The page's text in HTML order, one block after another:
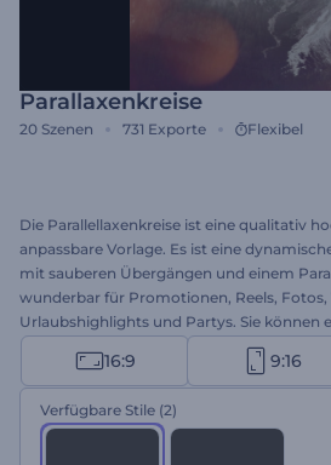
Parallaxenkreise
20 Szenen 731 Exporte Flexibel
Die Parallellaxenkreise ist eine qualitativ
anpassbare Vorlage. Es ist eine
mit sauberen Übergängen und einem
wunderbar für Promotionen, Reels,
Urlaubshighlights und Partys. Sie können
Projekte, Firmenvorstellungen oder
Fügen Sie einfach Ihre Bilder ein,
Sie Audio hinzu und genießen Sie das
16:9 9:16
Verfügbare Stile (2)